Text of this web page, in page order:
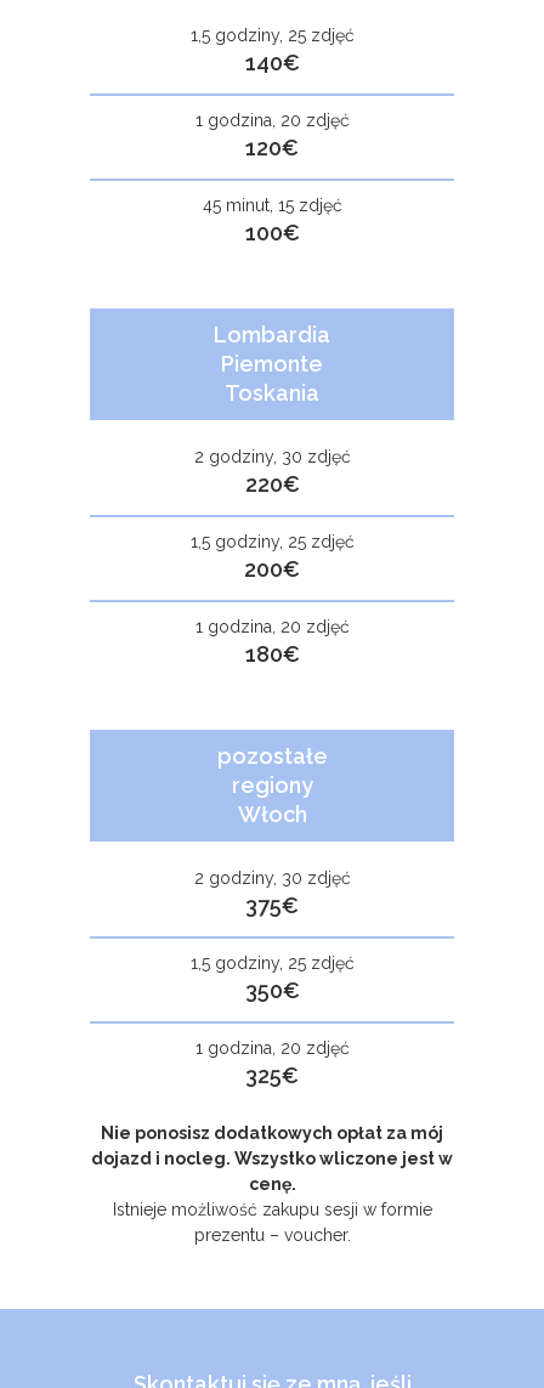
1,5 godziny, 25 zdjęć
140€
1 godzina, 20 zdjęć
120€
45 minut, 15 zdjęć
100€
Lombardia
Piemonte
Toskania
2 godziny, 30 zdjęć
220€
1,5 godziny, 25 zdjęć
200€
1 godzina, 20 zdjęć
180€
pozostałe
regiony
Włoch
2 godziny, 30 zdjęć
375€
1,5 godziny, 25 zdjęć
350€
1 godzina, 20 zdjęć
325€
Nie ponosisz dodatkowych opłat za mój
dojazd i nocleg. Wszystko wliczone jest w
cenę.
Istnieje możliwość zakupu sesji w formie
prezentu – voucher.